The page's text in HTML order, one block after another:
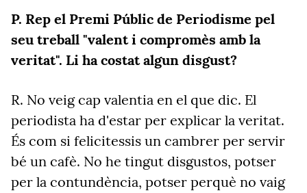
P. Rep el Premi Públic de Periodisme pel
seu treball "valent i compromès amb la
veritat". Li ha costat algun disgust?
R. No veig cap valentia en el que dic. El
periodista ha d'estar per explicar la veritat.
És com si felicitessis un cambrer per servir
bé un cafè. No he tingut disgustos, potser
per la contundència, potser perquè no vaig